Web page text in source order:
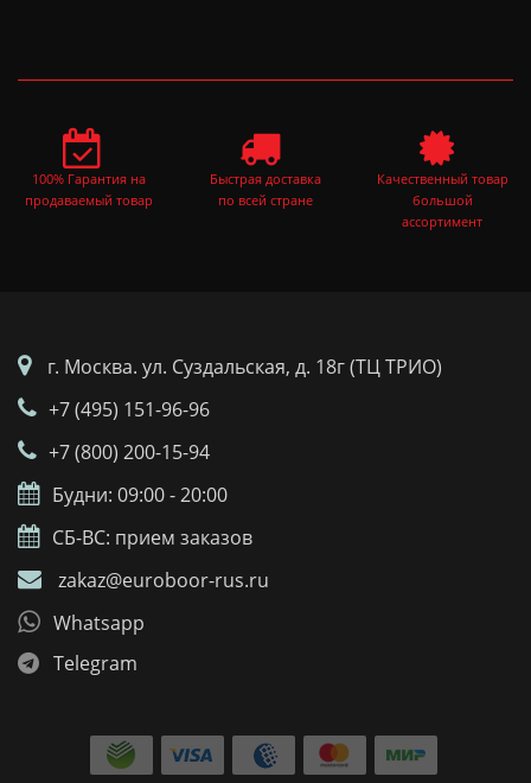
100% Гарантия на
продаваемый товар
Быстрая доставка
по всей стране
Качественный товар
большой
ассортимент
г. Москва. ул. Суздальская, д. 18г (ТЦ ТРИО)
+7 (495) 151-96-96
+7 (800) 200-15-94
Будни: 09:00 - 20:00
СБ-ВС: прием заказов
zakaz@euroboor-rus.ru
Whatsapp
Telegram